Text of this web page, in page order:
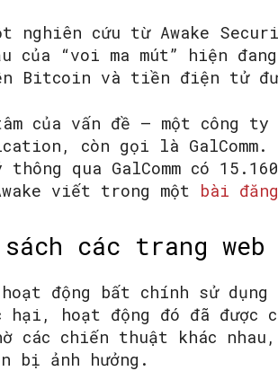
nghiên cứu từ Awake
của “voi ma mút” hiện
Bitcoin và tiền điện tử
của vấn đề – một công ty
còn gọi là
thông qua GalComm có
viết trong một bài đăng
sách các trang
hoạt động bất chính sử dụng
hại, hoạt động đó đã được
các chiến thuật khác
bị ảnh hưởng.